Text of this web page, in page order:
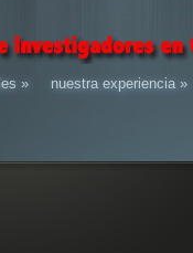
» nuestra experiencia»